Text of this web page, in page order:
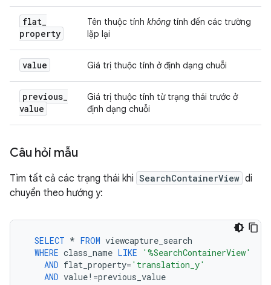
flat_
property
Tên thuộc tính không tính đến các trường
lặp lại
value Giá trị thuộc tính ở định dạng chuỗi
previous_
value
Giá trị thuộc tính từ trạng thái trước ở
định dạng chuỗi
Câu hỏi mẫu
Tìm tất cả các trạng thái khi SearchContainerView di
chuyển theo hướng y:
SELECT * FROM viewcapture_search
WHERE class_name LIKE
'%SearchContainerView'
AND flat_property= 'translation_y'
AND value!=previous_value